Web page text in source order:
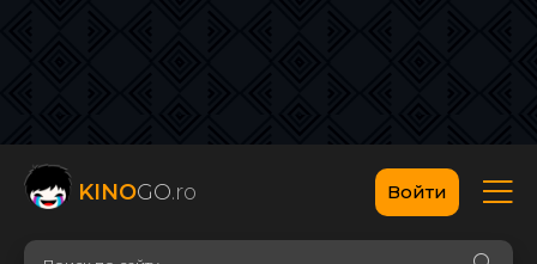
KINOGO.ro Войти